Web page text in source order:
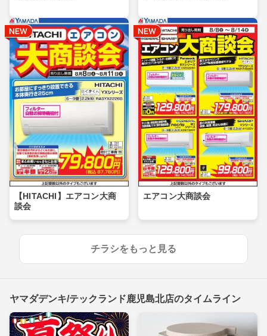
【HITACHI】エアコン大商
談会
エアコン大商談会
チラシをもっと見る
ヤマダデンキ/テックランド鹿児島北店のタイムライン